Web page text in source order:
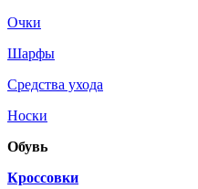
Очки
Шарфы
Средства ухода
Носки
Обувь
Кроссовки